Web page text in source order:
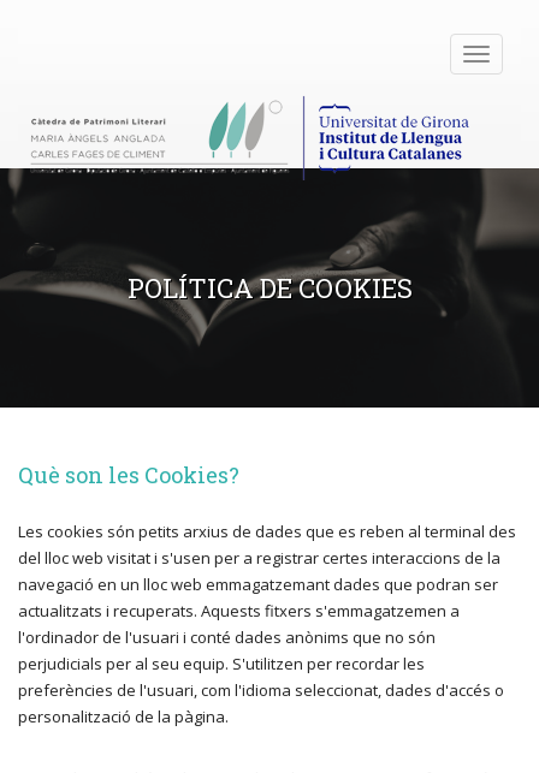
Toggle
POLÍTICA DE COOKIES
Què son les Cookies?
Les cookies són petits arxius de dades que es reben al terminal des
del lloc web visitat i s'usen per a registrar certes interaccions de la
navegació en un lloc web emmagatzemant dades que podran ser
actualitzats i recuperats. Aquests fitxers s'emmagatzemen a
l'ordinador de l'usuari i conté dades anònims que no són
perjudicials per al seu equip. S'utilitzen per recordar les
preferències de l'usuari, com l'idioma seleccionat, dades d'accés o
personalització de la pàgina.